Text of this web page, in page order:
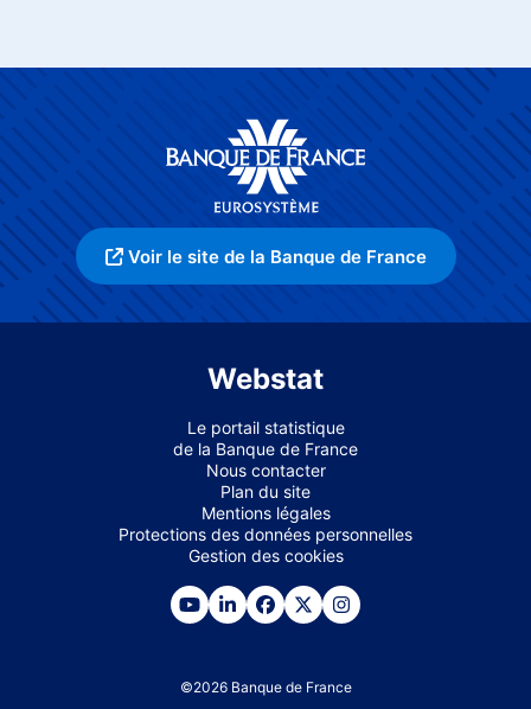
Voir le site de la Banque de France
Webstat
Le portail statistique
de la Banque de France
Nous contacter
Plan du site
Mentions légales
Protections des données personnelles
Gestion des cookies
©2026 Banque de France